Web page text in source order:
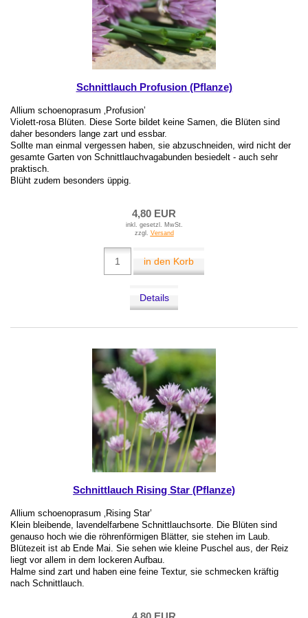
Schnittlauch Profusion (Pflanze)
Allium schoenoprasum ‚Profusion’
Violett-rosa Blüten. Diese Sorte bildet keine Samen, die Blüten sind
daher besonders lange zart und essbar.
Sollte man einmal vergessen haben, sie abzuschneiden, wird nicht der
gesamte Garten von Schnittlauchvagabunden besiedelt - auch sehr
praktisch.
Blüht zudem besonders üppig.
4,80 EUR
inkl. gesetzl. MwSt.
zzgl. Versand
in den Korb
Details
Schnittlauch Rising Star (Pflanze)
Allium schoenoprasum ‚Rising Star’
Klein bleibende, lavendelfarbene Schnittlauchsorte. Die Blüten sind
genauso hoch wie die röhrenförmigen Blätter, sie stehen im Laub.
Blütezeit ist ab Ende Mai. Sie sehen wie kleine Puschel aus, der Reiz
liegt vor allem in dem lockeren Aufbau.
Halme sind zart und haben eine feine Textur, sie schmecken kräftig
nach Schnittlauch.